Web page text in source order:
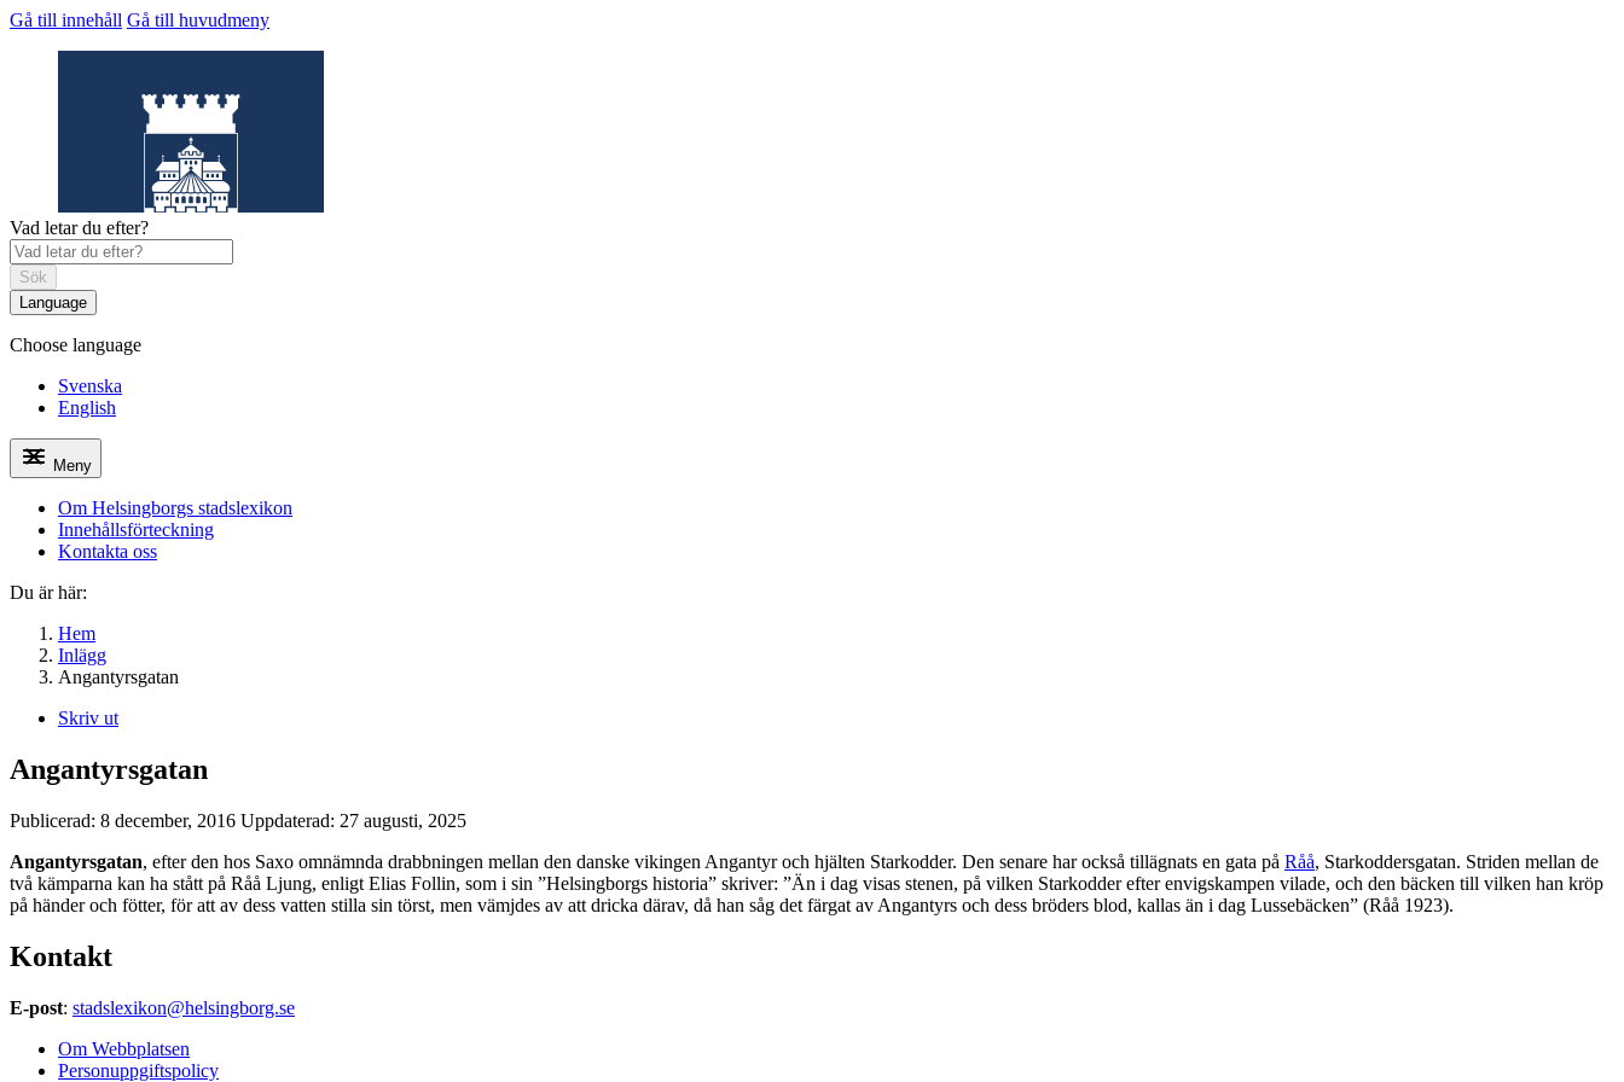
Gå till innehåll Gå till huvudmeny
Helsingborgs stadslexikon
Vad letar du efter?
Sök
Language
Choose language
Svenska
English
Meny
Om Helsingborgs stadslexikon
Innehållsförteckning
Kontakta oss
Du är här:
Hem
Inlägg
Angantyrsgatan
Skriv ut
Angantyrsgatan
Publicerad: 8 december, 2016 Uppdaterad: 27 augusti, 2025
Angantyrsgatan, efter den hos Saxo omnämnda drabbningen mellan den danske vikingen Angantyr och hjälten Starkodder. Den senare har också tillägnats en gata på Råå, Starkoddersgatan. Striden mellan de
två kämparna kan ha stått på Råå Ljung, enligt Elias Follin, som i sin ”Helsingborgs historia” skriver: ”Än i dag visas stenen, på vilken Starkodder efter envigskampen vilade, och den bäcken till vilken han kröp
på händer och fötter, för att av dess vatten stilla sin törst, men vämjdes av att dricka därav, då han såg det färgat av Angantyrs och dess bröders blod, kallas än i dag Lussebäcken” (Råå 1923).
Kontakt
E-post: stadslexikon@helsingborg.se
Om Webbplatsen
Personuppgiftspolicy